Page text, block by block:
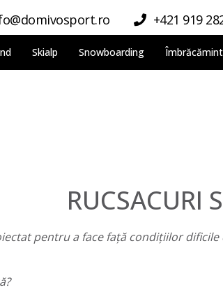
+421 919
Skialp Snowboarding
RUCSACURI
pentru a face față condițiilor